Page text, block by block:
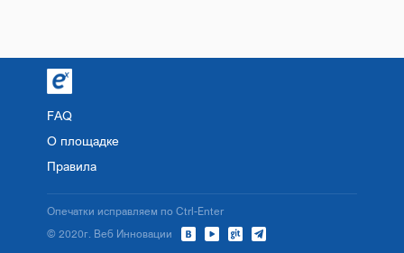
FAQ
О площадке
Правила
© 2020г. Веб Инновации
Опечатки исправляем по Ctrl-Enter